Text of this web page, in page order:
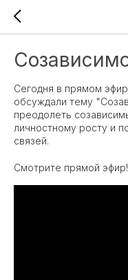
Сегодня в прямом
обсуждали тему
преодолеть
личностному росту и
связей.
Смотрите прямой эфир!